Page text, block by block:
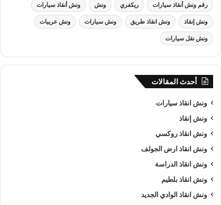
رقم ونش أنقاذ سيارات ريكفري ونش ونش أنقاذ سيارات
ونش إنقاذ ونش انقاذ طريق ونش سيارات ونش عربيات
ونش نقل سيارات
أحدث المقالات
ونش انقاذ سيارات
ونش إنقاذ
ونش انقاذ روكسي
ونش انقاذ ارض الجولف
ونش انقاذ الدراسة
ونش انقاذ بلطيم
ونش انقاذ الوادي الجديد